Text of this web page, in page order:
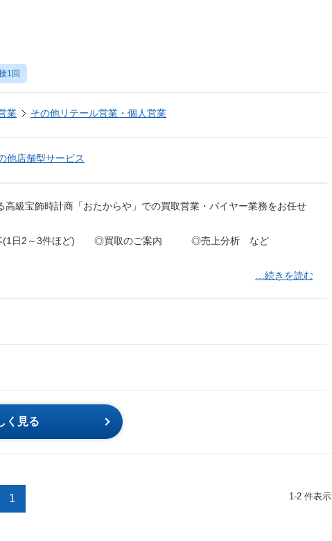
1回
業 その他リテール営業・個人営業
他店舗型サービス
高級宝飾時計商「おたからや」での買取営業・バイヤー業務をお任せ
客(1日2～3件ほど) ◎買取のご案内 ◎売上分析 など
…続きを読む
く見る
1 1-2 件表示